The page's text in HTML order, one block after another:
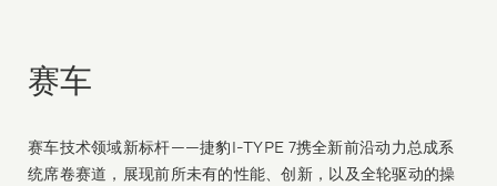
赛车
赛车技术领域新标杆——捷豹I-TYPE 7携全新前沿动力总成系
统席卷赛道，展现前所未有的性能、创新，以及全轮驱动的操